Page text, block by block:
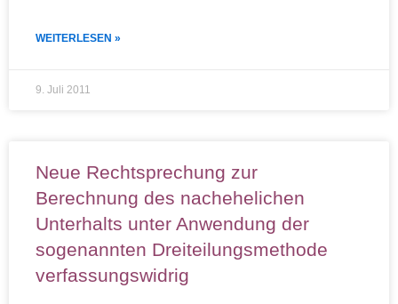
WEITERLESEN »
9. Juli 2011
Neue Rechtsprechung zur
Berechnung des nachehelichen
Unterhalts unter Anwendung der
sogenannten Dreiteilungsmethode
verfassungswidrig